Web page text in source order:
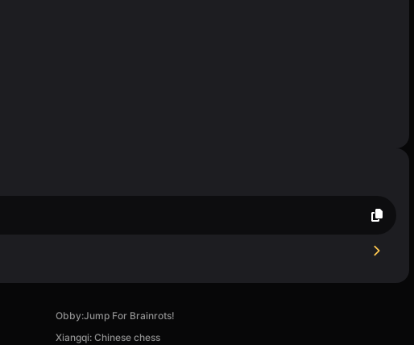
Obby:Jump For Brainrots!
Xiangqi: Chinese chess